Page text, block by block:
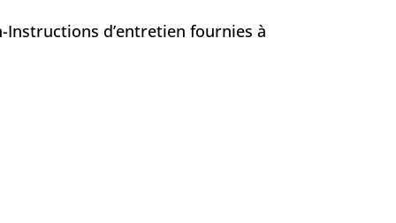
Instructions d’entretien fournies à